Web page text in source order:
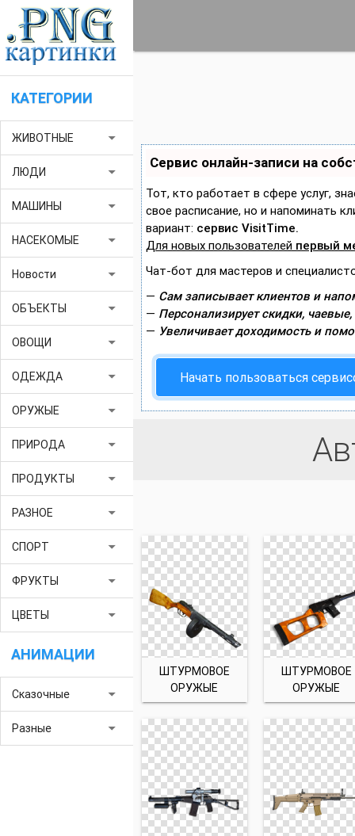
КАТЕГОРИИ
ЖИВОТНЫЕ arrow_drop_down
ЛЮДИ arrow_drop_down
МАШИНЫ arrow_drop_down
НАСЕКОМЫЕ arrow_drop_down
Новости arrow_drop_down
ОБЪЕКТЫ arrow_drop_down
ОВОЩИ arrow_drop_down
ОДЕЖДА arrow_drop_down
ОРУЖЫЕ arrow_drop_down
ПРИРОДА arrow_drop_down
ПРОДУКТЫ arrow_drop_down
РАЗНОЕ arrow_drop_down
СПОРТ arrow_drop_down
ФРУКТЫ arrow_drop_down
ЦВЕТЫ arrow_drop_down
АНИМАЦИИ
Сказочные arrow_drop_down
Разные arrow_drop_down
Сервис онлайн-записи на
Тот, кто работает в сфере услуг,
свое расписание, но и напоминать
вариант: сервис VisitTime.
Для новых пользователей первый
Чат-бот для мастеров и
— Сам записывает клиентов и
— Персонализирует скидки,
— Увеличивает доходимость и
Начать пользоваться
ШТУРМОВОЕ
ОРУЖЫЕ
ШТУРМОВОЕ
ОРУЖЫЕ